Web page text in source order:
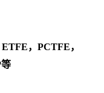
，PCTFE，